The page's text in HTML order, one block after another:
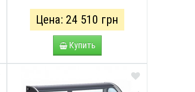
Цена: 24 510 грн
Купить
ПРОСМОТРЕТЬ